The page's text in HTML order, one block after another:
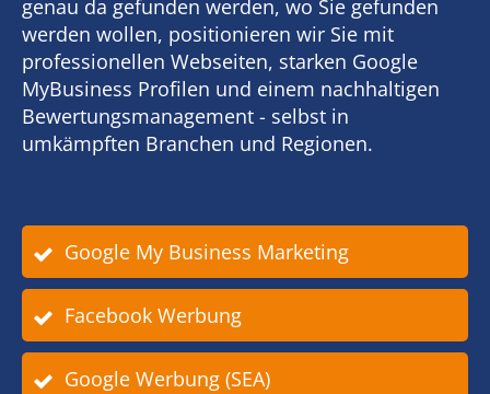
genau da gefunden werden, wo Sie gefunden
werden wollen, positionieren wir Sie mit
professionellen Webseiten, starken Google
MyBusiness Profilen und einem nachhaltigen
Bewertungsmanagement - selbst in
umkämpften Branchen und Regionen.
Google My Business Marketing
Facebook Werbung
Google Werbung (SEA)